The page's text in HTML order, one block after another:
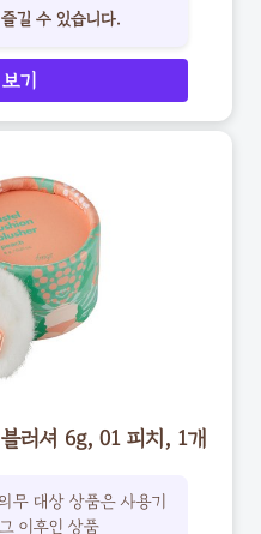
길 수 있습니다.
기
러셔 6g, 01 피치, 1개
무 대상 상품은 사용기
이후인 상품